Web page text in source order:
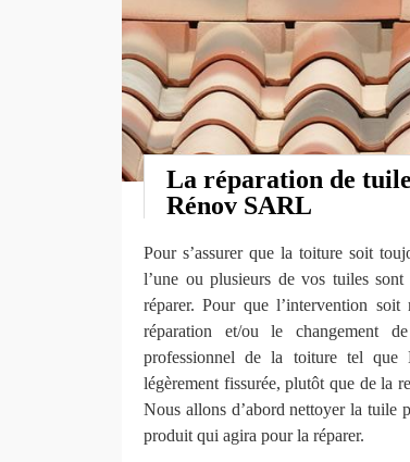
La réparation de
Rénov SARL
Pour s’assurer que la toiture soit
l’une ou plusieurs de vos tuiles
réparer. Pour que l’intervention
réparation et/ou le changement
professionnel de la toiture tel
légèrement fissurée, plutôt que de la
Nous allons d’abord nettoyer la tuile
produit qui agira pour la réparer.